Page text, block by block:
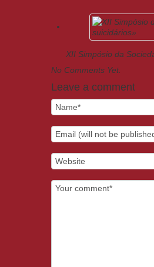
XII Simpósio da
No Comments Yet.
Leave a comment